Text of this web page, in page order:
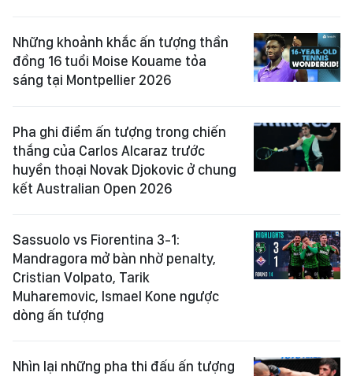
Những khoảnh khắc ấn tượng thần
đồng 16 tuổi Moise Kouame tỏa
sáng tại Montpellier 2026
Pha ghi điểm ấn tượng trong chiến
thắng của Carlos Alcaraz trước
huyền thoại Novak Djokovic ở chung
kết Australian Open 2026
Sassuolo vs Fiorentina 3-1:
Mandragora mở bàn nhờ penalty,
Cristian Volpato, Tarik
Muharemovic, Ismael Kone ngược
dòng ấn tượng
Nhìn lại những pha thi đấu ấn tượng